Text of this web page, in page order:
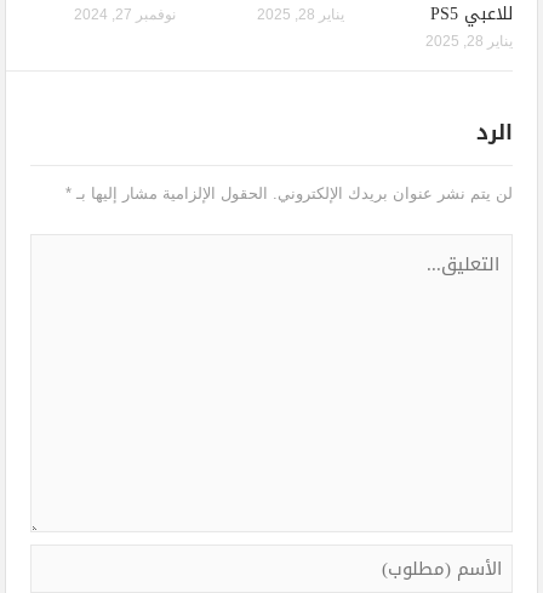
للاعبي PS5
يناير 28, 2025
يناير 28, 2025 نوفمبر 27, 2024
الرد
لن يتم نشر عنوان بريدك الإلكتروني. الحقول الإلزامية مشار إليها بـ*